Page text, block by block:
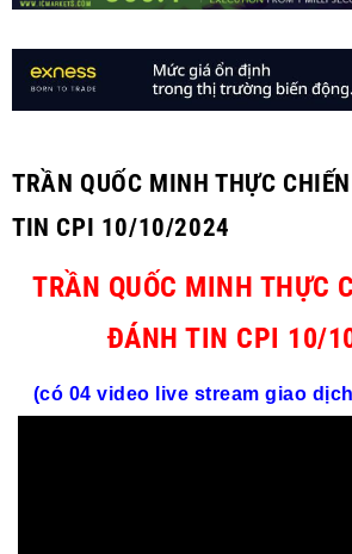
TRẦN QUỐC MINH THỰC
TIN CPI 10/10/2024
TRẦN QUỐC MINH THỰC
ĐÁNH TIN CPI 10/
(có 04 video live stream giao dịch